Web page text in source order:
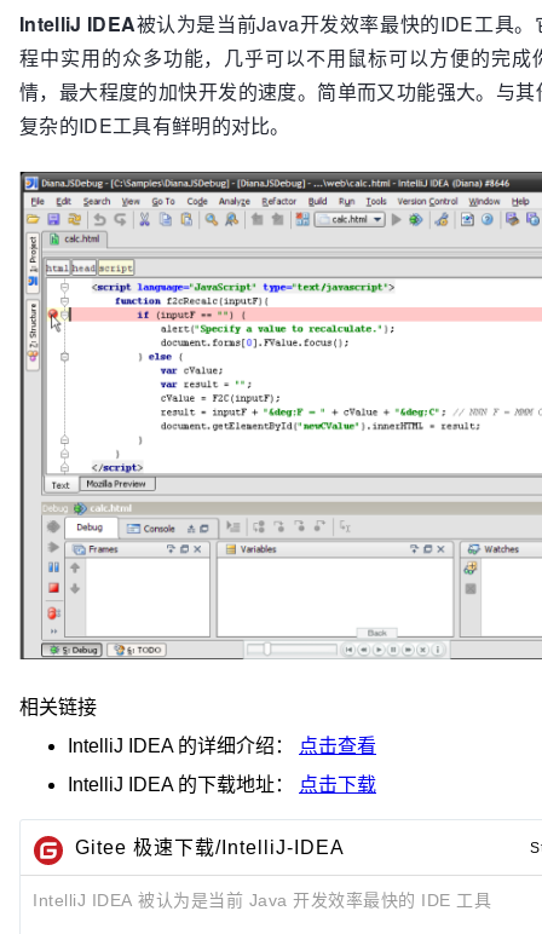
IntelliJ IDEA被认为是当前Java开发效率最快的IDE工具。
程中实用的众多功能，几乎可以不用鼠标可以方便的完成
情，最大程度的加快开发的速度。简单而又功能强大。与
复杂的IDE工具有鲜明的对比。
相关链接
IntelliJ IDEA的详细介绍：
点击查看
IntelliJ IDEA的下载地址： 点击下载
Gitee 极速下载/IntelliJ-IDEA
IntelliJ IDEA 被认为是当前 Java 开发效率最快的 IDE 工具